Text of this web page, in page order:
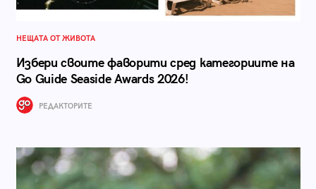
НЕЩАТА ОТ ЖИВОТА
Избери своите фаворити сред категориите на
Go Guide Seaside Awards 2026!
РЕДАКТОРИТЕ